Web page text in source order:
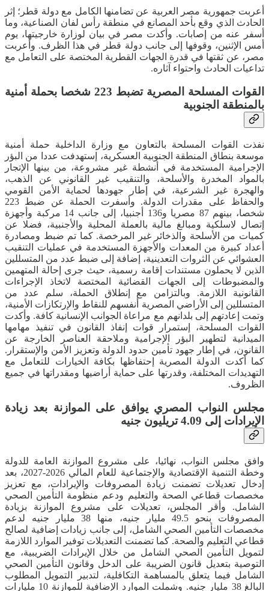
أعربت جمهورية مصر العربية عن تضامنها الكامل مع دولة قطر؛ إثر
الحادث الذي وقع بأحد المصانع في منطقة رأس لفان الصناعية، وما
أسفر عنه من إصابات. وأكدت مصر في بيان لوزارة خارجيتها، يوم
أمس الإثنين، وقوفها إلى جانب دولة قطر في هذا الظرف. وأعربت
مصر، عن ثقتها في قدرة الجهات القطرية المختصة على التعامل مع
تداعيات الحادث واحتواء آثاره.
القوات المسلحة المصرية تضبط 223 شخصا بحملة أمنية
بالمنطقة الجنوبية
نفذت القوات المسلحة بالتعاون مع وزارة الداخلية حملة أمنية
موسعة بنطاق المنطقة الجنوبية العسكرية، إستهدفت عددا من البؤر
الإجرامية المستخدمة في أنشطة غير مشروعة، من بينها الإتجار
بالمواد المخدرة والأسلحة، والتنقيب غير القانوني عن الذهب،
والهجرة غير الشرعية، في إطار جهودها لحماية الأمن القومي
والحفاظ على مقدرات الدولة. وأسفرت الحملة عن ضبط 223
شخصا، بينهم 87 مصريا و136 أجنبيا، إلى جانب 14 مركبة وأجهزة
إتصال لاسلكية ومبالغ مالية بالعملة المحلية والأجنبية، فضلا عن
كميات من الأسلحة والذخائر غير المرخصة. كما تم ضبط ومصادرة
أعداد كبيرة من المعدات والأجهزة المستخدمة في عمليات التنقيب
العشوائي عن الثروات التعدينية، إضافة إلى ضبط عدد من المتسللين
الذين لا يحملون مستندات إقامة رسمية، حيث جرى إحالة المتهمين
والمضبوطات إلى الجهات القضائية المختصة لاتخاذ الإجراءات
القانونية اللازمة. وبالتزامن مع إنطلاق الحملة، سلم عدد من
المتسللين إلى الأراضي المصرية أنفسهم للنقاط والإرتكازات الأمنية،
وتمت إعادتهم إلى بلدانهم مع مراعاة الجوانب الإنسانية كافة. وأكدت
القوات المسلحة، إستمرار قوات إنفاذ القانون في تنفيذ مهامها
الميدانية لتطهير البؤر الإجرامية وملاحقة العناصر الخارجة عن
القانون، في إطار جهود تأمين حدود الدولة وتعزيز الأمن والإستقرار.
كما أكدت الدولة المصرية إحتفاظها بكافة الخيارات للتعامل مع
التهديدات المختلفة، وقدرتها على حماية أراضيها ومقدراتها في جميع
الظروف.
مجلس النواب المصري يوافق على الموازنة بعد زيادة
الإيرادات إلى 4.09 تريليون جنيه
وافق مجلس النواب، نهائيا، على مشروع الموازنة العامة للدولة
وخطة التنمية الإقتصادية والإجتماعية للعام المالي 2026-2027، بعد
إدخال تعديلات تضمنت زيادة المصروفات والإيرادات، مع تعزيز
مخصصات قطاعي الصحة والتعليم ودعم منظومة التأمين الصحي
الشامل. وأقر المجلس، تعديلات على مشروع الموازنة بزيادة
المصروفات بنحو 49.5 مليار جنيه، منها 38 مليار جنيه لدعم
مخصصات التأمين الصحي الشامل، إلى جانب زيادات إضافية لصالح
قطاعي التعليم والصحة. كما تضمنت التعديلات توفير الموارد اللازمة
لتمويل التأمين الصحي الشامل من خلال الإيرادات الضريبية، مع
التوصية بتعديل قانون الضريبة على الدخل وقانون التأمين الصحي
الشامل فيما يتعلق بالمساهمة التكافلية، لتدبير التمويل المطلوب
البالغ 38 مليار جنيه. وشملت الموارد الإضافية للموازنة 10 مليارات